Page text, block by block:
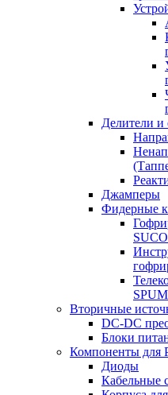
Делители
Джамперы
Фидерные
Вторичные
DC-DC
Блоки
Компоненты для
Диоды
Кабельные